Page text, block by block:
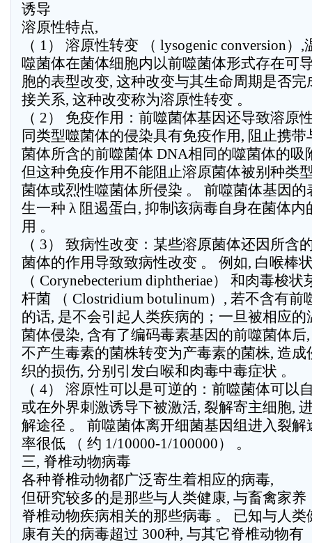
诱导
溶原性特点,
（ 1） 溶原性转变 （ lysogenic conversion）,
噬菌体在菌体细胞内以前噬菌体形式存在可
胞的表型改变, 这种改变与其生命周期是否完
接关系, 这种改变称为溶原性转变 。
（ 2） 免疫作用：前噬菌体基因还导致溶原
同类型噬菌体的侵染具有免疫作用, 阻止携带
菌体所含的前噬菌体 DNA相同的噬菌体的吸
但这种免疫作用不能阻止溶原菌体被别种类
菌体或烈性噬菌体所侵染 。 前噬菌体基因的
生一种 λ 阻遏蛋白, 抑制该病毒自身在菌体内
用 。
（ 3） 致病性改变：某些溶原菌体还因所含
菌体的作用导致致病性改变 。 例如, 白喉棒
（ Corynebecterium diphtheriae） 和肉毒梭状
杆菌 （ Clostridium botulinum）, 若不含有前
的话, 是不会引起人类疾病的；一旦被相应的
菌体侵染, 含有了编码毒素基因的前噬菌体后
不产生毒素的菌株转变为产毒素的菌株, 造成
织的损伤, 分别引发白喉和肉毒中毒症状 。
（ 4） 溶原性可以是可逆的：前噬菌体可以
或在外界刺激诱导下被激活, 裂解寄主细胞,
解途径 。 前噬菌体离开细菌基因组进入裂解
率很低 （ 约 1/10000-1/100000） 。
三, 脊椎动物病毒
各种脊椎动物都广泛寄生着相应的病毒,
但研究较多的是那些与人类健康, 与畜禽家养
脊椎动物疾病相关的那些病毒 。 已知与人类
康有关的病毒超过 300种, 与其它脊椎动物有